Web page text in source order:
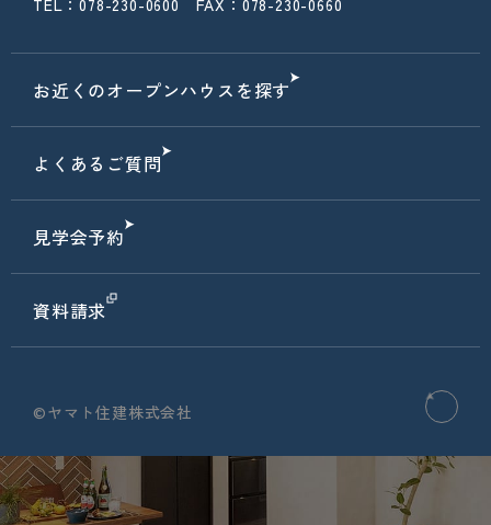
お近くのオープンハウスを探す
よくあるご質問
見学会予約
資料請求
©ヤマト住建株式会社